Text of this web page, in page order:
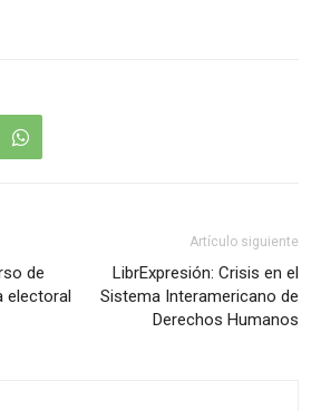
de
electoral
Artículo siguiente
LibrExpresión: Crisis en el
Sistema Interamericano de
Derechos Humanos